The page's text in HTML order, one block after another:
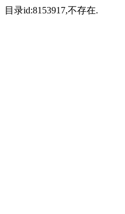
目录id:8153917,不存在.